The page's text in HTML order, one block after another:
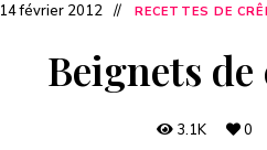
14 février 2012 RECETTES DE
Beignets
3.1K 0